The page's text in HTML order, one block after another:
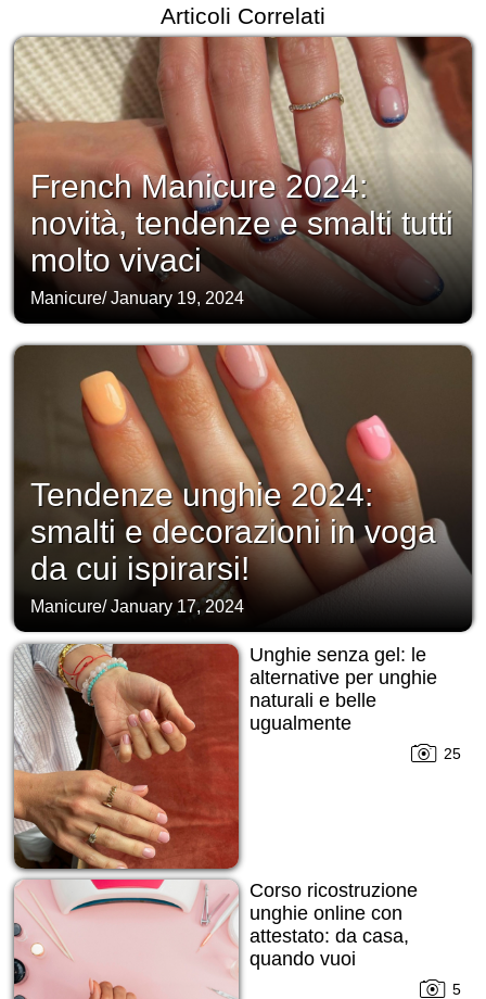
Articoli Correlati
French Manicure 2024:
novità, tendenze e smalti tutti
molto vivaci
Manicure/January 19, 2024
Tendenze unghie 2024:
smalti e decorazioni in voga
da cui ispirarsi!
Manicure/January 17, 2024
Unghie senza gel: le
alternative per unghie
naturali e belle
ugualmente
25
Corso ricostruzione
unghie online con
attestato: da casa,
quando vuoi
5